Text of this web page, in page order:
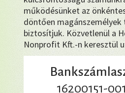
működésünket az
döntően
biztosítjuk. Közvetlenül a
Nonprofit Kft.-n keresztül
16200151-